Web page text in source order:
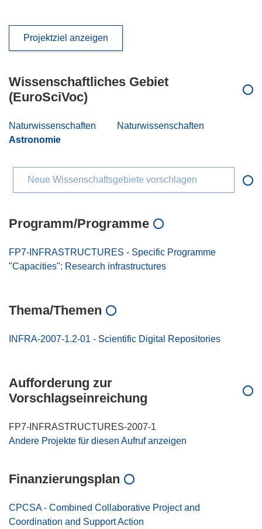
Projektziel anzeigen
Wissenschaftliches Gebiet
(EuroSciVoc)
Naturwissenschaften
Naturwissenschaften
Astronomie
Neue Wissenschaftsgebiete vorschlagen
Programm/Programme
FP7-INFRASTRUCTURES - Specific Programme
"Capacities": Research infrastructures
Thema/Themen
INFRA-2007-1.2-01 - Scientific Digital Repositories
Aufforderung zur
Vorschlagseinreichung
FP7-INFRASTRUCTURES-2007-1
Andere Projekte für diesen Aufruf anzeigen
Finanzierungsplan
CPCSA - Combined Collaborative Project and
Coordination and Support Action